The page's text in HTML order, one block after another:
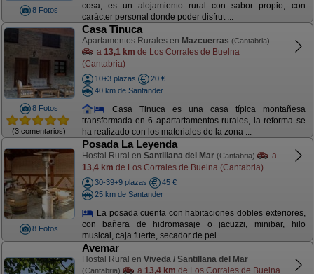
8 Fotos
cosa, es un alojamiento rural con sabor propio, con
carácter personal donde poder disfrut ...
8 Fotos
(3 comentarios)
Casa Tinuca
Apartamentos Rurales en Mazcuerras (Cantabria)
a 13,1 km de Los Corrales de Buelna
(Cantabria)
10+3 plazas
20 €
40 km de Santander
Casa Tinuca es una casa típica montañesa
transformada en 6 apartartamentos rurales, la reforma se
ha realizado con los materiales de la zona ...
8 Fotos
Posada La Leyenda
Hostal Rural en Santillana del Mar (Cantabria)
a
13,4 km de Los Corrales de Buelna (Cantabria)
30-39+9 plazas
45 €
25 km de Santander
La posada cuenta con habitaciones dobles exteriores,
con bañera de hidromasaje o jacuzzi, minibar, hilo
musical, caja fuerte, secador de pel ...
Avemar
Hostal Rural en Viveda / Santillana del Mar
(Cantabria) a 13,4 km de Los Corrales de Buelna